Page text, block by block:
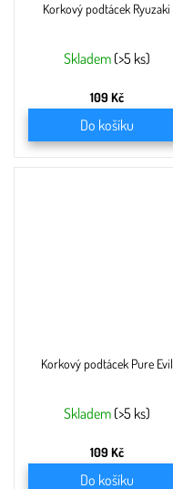
Korkový podtácek Ryuzaki
Skladem (>5 ks)
109 Kč
Do košíku
Korkový podtácek Pure Evil
Skladem (>5 ks)
109 Kč
Do košíku